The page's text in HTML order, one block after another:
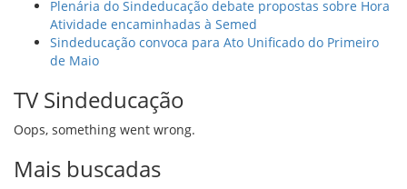
Plenária do Sindeducação debate propostas sobre Hora
Atividade encaminhadas à Semed
Sindeducação convoca para Ato Unificado do Primeiro
de Maio
TV Sindeducação
Oops, something went wrong.
Mais buscadas